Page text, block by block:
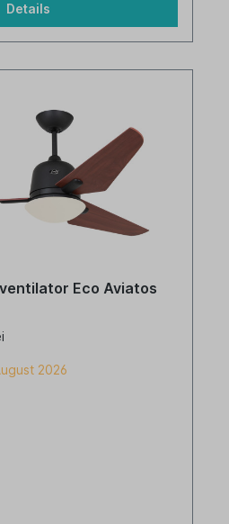
Details
Eco Aviatos
2026